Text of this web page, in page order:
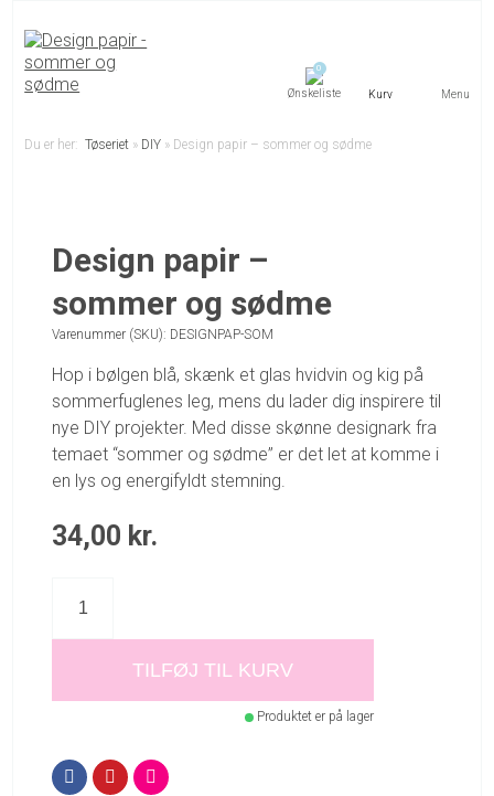
0
Menu
Du er her:Tøseriet » DIY » Design papir – sommer og sødme
Design papir –
sommer og sødme
Varenummer (SKU): DESIGNPAP-SOM
Hop i bølgen blå, skænk et glas hvidvin og kig på
sommerfuglenes leg, mens du lader dig inspirere til
nye DIY projekter. Med disse skønne designark fra
temaet “sommer og sødme” er det let at komme i
en lys og energifyldt stemning.
34,00 kr.
Produktet er på lager
TILFØJ TIL KURV